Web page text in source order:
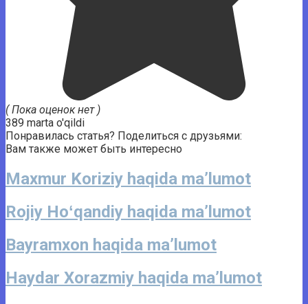
( Пока оценок нет )
389 marta o'qildi
Понравилась статья? Поделиться с друзьями:
Вам также может быть интересно
Maxmur Koriziy haqida ma’lumot
Rojiy Hoʻqandiy haqida ma’lumot
Bayramxon haqida ma’lumot
Haydar Xorazmiy haqida ma’lumot